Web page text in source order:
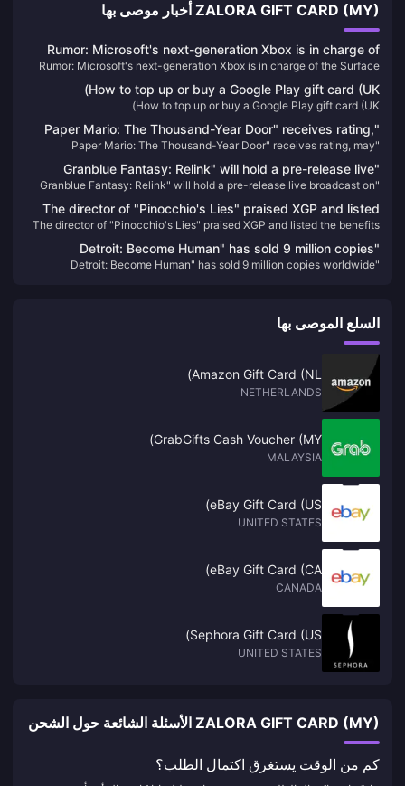
ZALORA GIFT CARD (MY) أخبار موصى بها
Rumor: Microsoft's next-generation Xbox is in charge of
the Surface team, and the handheld console may be under
development
Rumor: Microsoft's next-generation Xbox is in charge of the Surface
team, and the handheld console may be under development
How to top up or buy a Google Play gift card (UK)
How to top up or buy a Google Play gift card (UK)
"Paper Mario: The Thousand-Year Door" receives rating,
may announce release date soon
"Paper Mario: The Thousand-Year Door" receives rating, may
"Granblue Fantasy: Relink" will hold a pre-release live
broadcast on January 11
"Granblue Fantasy: Relink" will hold a pre-release live broadcast on
The director of "Pinocchio's Lies" praised XGP and listed
the benefits of the subscription system.
The director of "Pinocchio's Lies" praised XGP and listed the benefits
"Detroit: Become Human" has sold 9 million copies
worldwide"Detroit: Become Human" has sold 9 million copies worldwide
السلع الموصى بها
Amazon Gift Card (NL)
NETHERLANDS
GrabGifts Cash Voucher (MY)
MALAYSIA
eBay Gift Card (US)
UNITED STATES
eBay Gift Card (CA)
CANADA
Sephora Gift Card (US)
UNITED STATES
ZALORA GIFT CARD (MY) الأسئلة الشائعة حول الشحن
كم من الوقت يستغرق اكتمال الطلب؟